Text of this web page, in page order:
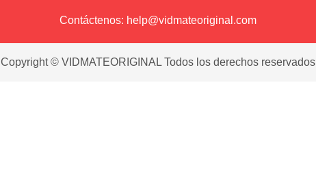
Contáctenos: help@vidmateoriginal.com
Copyright © VIDMATEORIGINAL Todos los derechos reservados